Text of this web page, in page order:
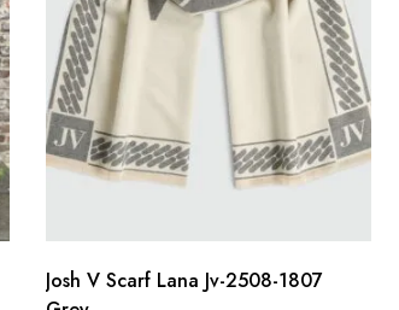
Josh V Scarf Lana Jv-2508-1807